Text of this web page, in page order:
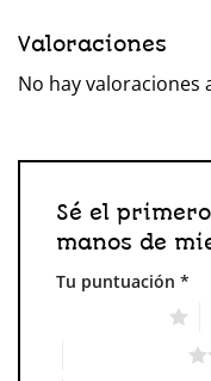
Valoraciones
No hay valoraciones
Sé el
manos de
Tu puntuación *